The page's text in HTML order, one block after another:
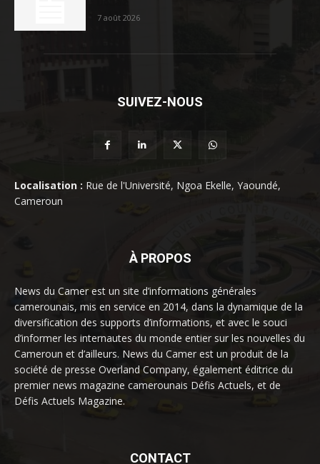
7 août 2026
SUIVEZ-NOUS
Localisation : Rue de l'Université, Ngoa Ekelle, Yaoundé,
Cameroun
À PROPOS
News du Camer est un site d’informations générales
camerounais, mis en service en 2014, dans la dynamique de la
diversification des supports d’informations, et avec le souci
d’informer les internautes du monde entier sur les nouvelles du
Cameroun et d’ailleurs. News du Camer est un produit de la
société de presse Overland Company, également éditrice du
premier news magazine camerounais Défis Actuels, et de
Défis Actuels Magazine.
CONTACT